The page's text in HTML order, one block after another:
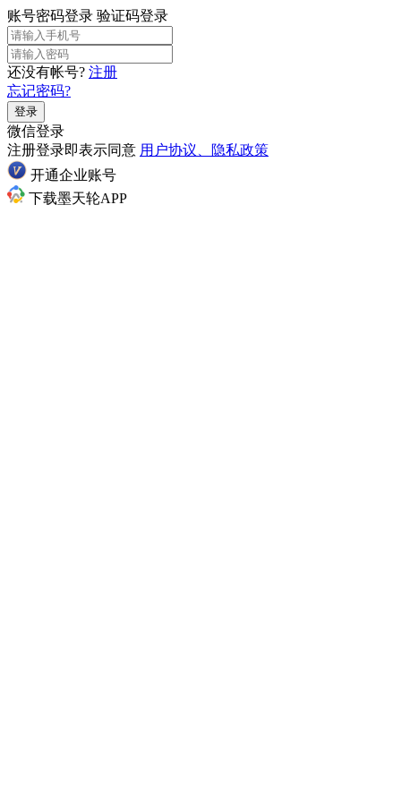
账号密码登录 验证码登录
还没有帐号? 注册
忘记密码?
登录
微信登录
注册登录即表示同意 用户协议、隐私政策
开通企业账号
下载墨天轮APP